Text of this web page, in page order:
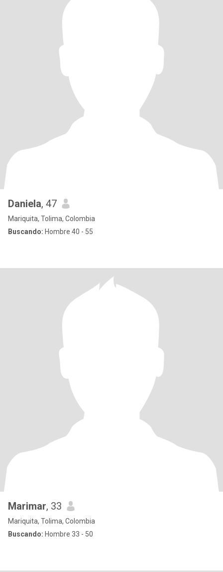
Daniela, 47
Mariquita, Tolima, Colombia
Buscando: Hombre 40 - 55
Marimar, 33
Mariquita, Tolima, Colombia
Buscando: Hombre 33 - 50